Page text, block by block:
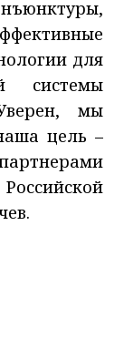
для
системы
мы
цель –